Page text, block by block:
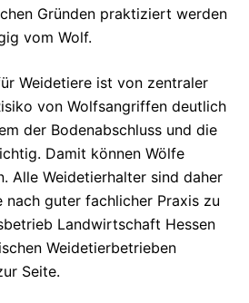
Gründen praktiziert werden
vom Wolf.
Weidetiere ist von zentraler
von Wolfsangriffen deutlich
der Bodenabschluss und die
Damit können Wölfe
Alle Weidetierhalter sind daher
nach guter fachlicher Praxis zu
Landwirtschaft Hessen
Weidetierbetrieben
Seite.